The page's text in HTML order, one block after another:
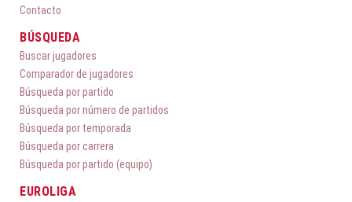
Contacto
BÚSQUEDA
Buscar jugadores
Comparador de jugadores
Búsqueda por partido
Búsqueda por número de partidos
Búsqueda por temporada
Búsqueda por carrera
Búsqueda por partido (equipo)
EUROLIGA